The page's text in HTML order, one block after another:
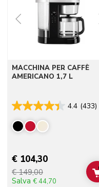
MACCHINA PER CAFFÈ
AMERICANO 1,7 L
4.4 (433)
€ 104,30
€ 149,00
Salva € 44,70